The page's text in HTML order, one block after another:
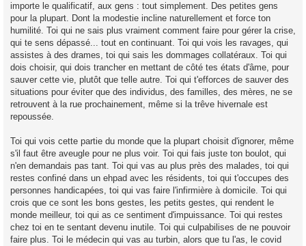
importe le qualificatif, aux gens : tout simplement. Des petites gens
pour la plupart. Dont la modestie incline naturellement et force ton
humilité. Toi qui ne sais plus vraiment comment faire pour gérer la crise,
qui te sens dépassé... tout en continuant. Toi qui vois les ravages, qui
assistes à des drames, toi qui sais les dommages collatéraux. Toi qui
dois choisir, qui dois trancher en mettant de côté tes états d'âme, pour
sauver cette vie, plutôt que telle autre. Toi qui t'efforces de sauver des
situations pour éviter que des individus, des familles, des mères, ne se
retrouvent à la rue prochainement, même si la trêve hivernale est
repoussée.
Toi qui vois cette partie du monde que la plupart choisit d'ignorer, même
s'il faut être aveugle pour ne plus voir. Toi qui fais juste ton boulot, qui
n'en demandais pas tant. Toi qui vas au plus près des malades, toi qui
restes confiné dans un ehpad avec les résidents, toi qui t'occupes des
personnes handicapées, toi qui vas faire l'infirmière à domicile. Toi qui
crois que ce sont les bons gestes, les petits gestes, qui rendent le
monde meilleur, toi qui as ce sentiment d'impuissance. Toi qui restes
chez toi en te sentant devenu inutile. Toi qui culpabilises de ne pouvoir
faire plus. Toi le médecin qui vas au turbin, alors que tu l'as, le covid